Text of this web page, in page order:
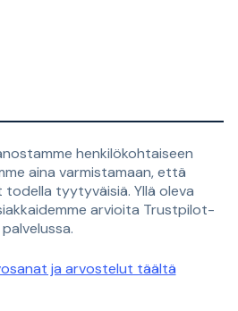
henkilökohtaiseen
aina varmistamaan, että
todella tyytyväisiä. Yllä oleva
arvioita Trustpilot-
palvelussa.
ja arvostelut täältä